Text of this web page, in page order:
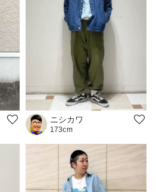
ニシカワ
173cm